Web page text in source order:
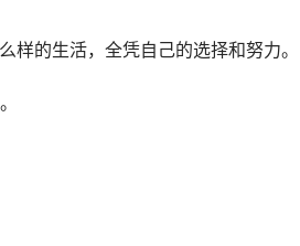
的生活，全凭自己的选择和努力。